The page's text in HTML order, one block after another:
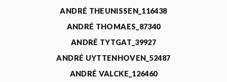
ANDRÉ THEUNISSEN_116438
ANDRÉ THOMAES_87340
ANDRÉ TYTGAT_39927
ANDRÉ UYTTENHOVEN_52487
ANDRÉ VALCKE_126460